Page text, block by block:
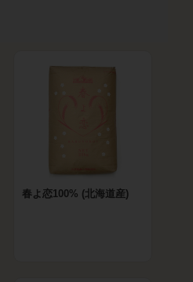
春よ恋100% (北海道産)